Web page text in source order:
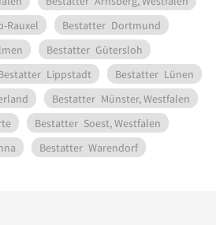
Rauxel Bestatter Dortmund
Bestatter Gütersloh
Lippstadt Bestatter Lünen
Bestatter Münster, Westfalen
Bestatter Soest, Westfalen
Bestatter Warendorf